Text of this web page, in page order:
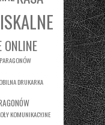
ONLINE
DRUKARKA
KOMUNIKACYJNE